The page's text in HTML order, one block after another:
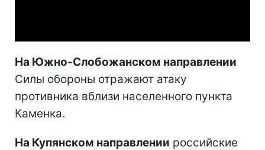
На Южно-Слобожанском направлении
Силы обороны отражают атаку
противника вблизи населенного пункта
Каменка.
На Купянском направлении российские